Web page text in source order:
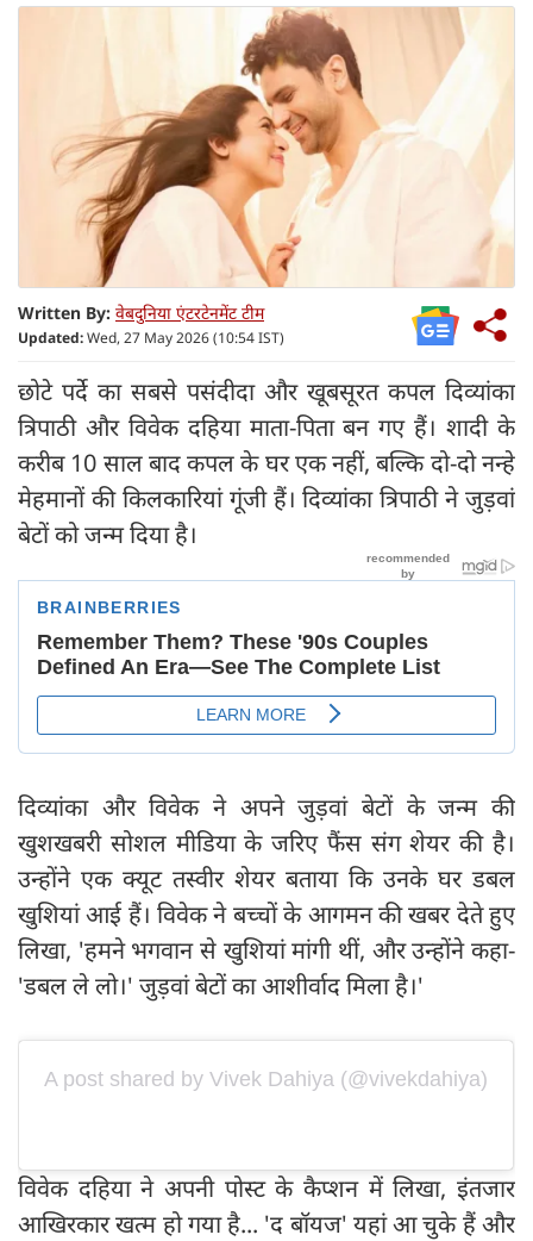
Written By: वेबदुनिया एंटरटेनमेंट टीम
Updated:Wed, 27 May 2026 (10:54 IST)
छोटे पर्दे का सबसे पसंदीदा और खूबसूरत कपल दिव्यांका
त्रिपाठी और विवेक दहिया माता-पिता बन गए हैं। शादी के
करीब 10 साल बाद कपल के घर एक नहीं, बल्कि दो-दो नन्हे
मेहमानों की किलकारियां गूंजी हैं। दिव्यांका त्रिपाठी ने जुड़वां
बेटों को जन्म दिया है।
दिव्यांका और विवेक ने अपने जुड़वां बेटों के जन्म की
खुशखबरी सोशल मीडिया के जरिए फैंस संग शेयर की है।
उन्होंने एक क्यूट तस्वीर शेयर बताया कि उनके घर डबल
खुशियां आई हैं। विवेक ने बच्चों के आगमन की खबर देते हुए
लिखा, 'हमने भगवान से खुशियां मांगी थीं, और उन्होंने कहा-
'डबल ले लो।' जुड़वां बेटों का आशीर्वाद मिला है।'
A post shared by Vivek Dahiya (@vivekdahiya)
विवेक दहिया ने अपनी पोस्ट के कैप्शन में लिखा, इंतजार
आखिरकार खत्म हो गया है... 'द बॉयज' यहां आ चुके हैं और